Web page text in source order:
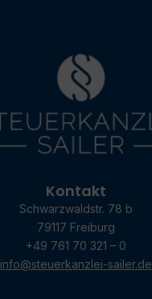
Kontakt
Schwarzwaldstr. 78 b
79117 Freiburg
+49 761 70 321 – 0
info@steuerkanzlei-sailer.de